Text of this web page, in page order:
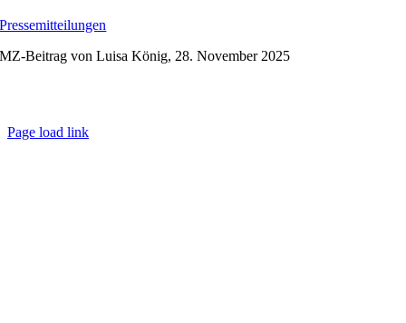
Pressemitteilungen
MZ-Beitrag von Luisa König, 28. November 2025
Page load link